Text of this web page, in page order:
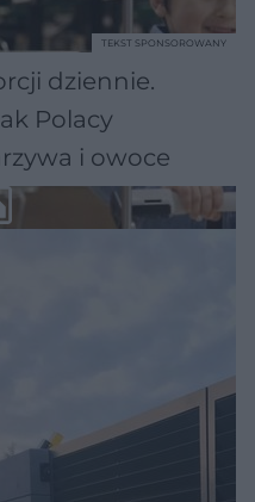
dziennie.
Polacy
i owoce
TEKST SPONSOROWANY